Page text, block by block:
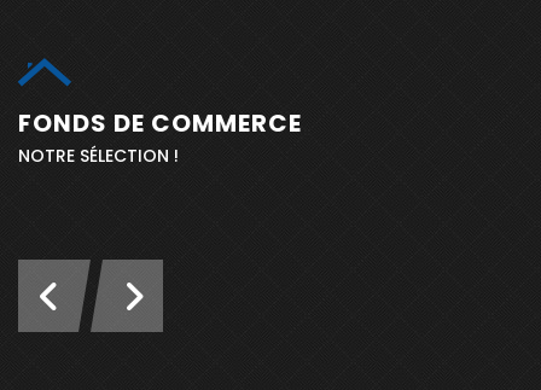
FONDS DE COMMERCE
NOTRE SÉLECTION !